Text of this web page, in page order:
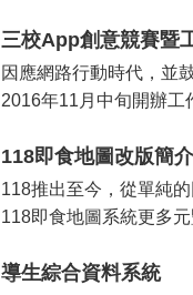
三校App創意競賽暨
因應網路行動時代，並
2016年11月中旬開辦工
118即食地圖改版簡介
118推出至今，從單純
118即食地圖系統更多
導生綜合資料系統